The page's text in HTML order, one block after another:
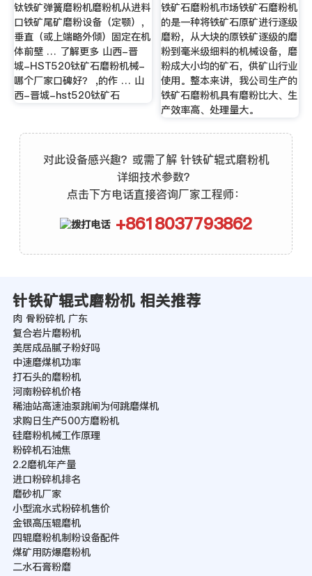
钛铁矿弹簧磨粉机磨粉机从进料
口铁矿尾矿磨粉设备（定颚），
垂直（或上端略外倾）固定在机
体前壁 … 了解更多 山西-晋
城-HST520钛矿石磨粉机械-
哪个厂家口碑好？ ,的作 … 山
西-晋城-hst520钛矿石
铁矿石磨粉机市场铁矿石磨粉机
的是一种将铁矿石原矿进行逐级
磨粉，从大块的原铁矿逐级的磨
粉到毫米级细料的机械设备，磨
粉成大小均的矿石，供矿山行业
使用。整本来讲，我公司生产的
铁矿石磨粉机具有磨粉比大、生
产效率高、处理量大。
对此设备感兴趣？或需了解 针铁矿辊式磨粉机
详细技术参数？
点击下方电话直接咨询厂家工程师：
+8618037793862
针铁矿辊式磨粉机 相关推荐
肉 骨粉碎机 广东
复合岩片磨粉机
美居成品腻子粉好吗
中速磨煤机功率
打石头的磨粉机
河南粉碎机价格
稀油站高速油泵跳闸为何跳磨煤机
求购日生产500方磨粉机
硅磨粉机械工作原理
粉碎机石油焦
2.2磨机年产量
进口粉碎机排名
磨砂机厂家
小型流水式粉碎机售价
金银高压辊磨机
四辊磨粉机制粉设备配件
煤矿用防爆磨粉机
二水石膏粉磨